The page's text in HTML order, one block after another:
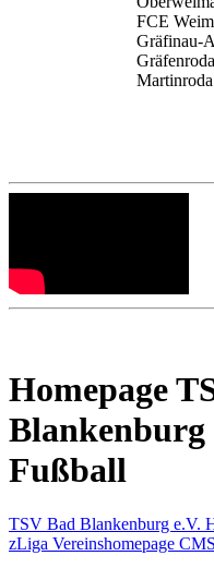
FCE
Gräfinau-
Gräfenroda
Martinroda
Homepage
Blankenburg
Fußball
TSV Bad Blankenburg e.V.
zLiga Vereinshomepage